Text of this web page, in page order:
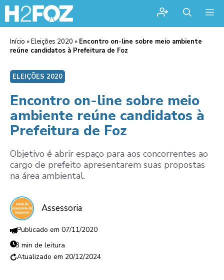
Início »Eleições 2020 » Encontro on-line sobre meio ambiente
reúne candidatos à Prefeitura de Foz
ELEIÇÕES 2020
Encontro on-line sobre meio
ambiente reúne candidatos à
Prefeitura de Foz
Objetivo é abrir espaço para aos concorrentes ao
cargo de prefeito apresentarem suas propostas
na área ambiental.
Assessoria
07/11/2020
3 min de leitura
20/12/2024